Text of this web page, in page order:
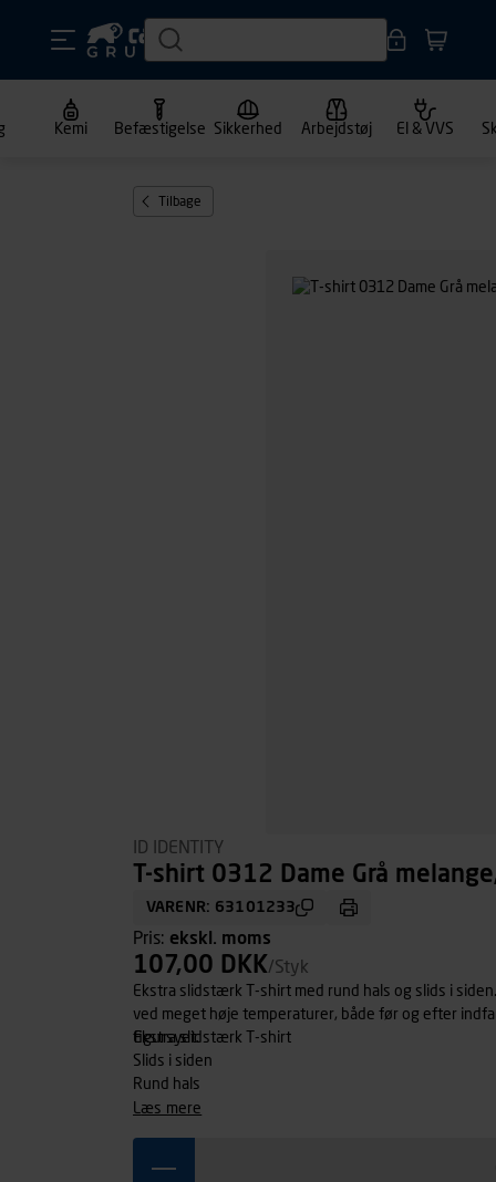
Kemi Befæstigelse Sikkerhed Arbejdstøj El & VVS
Tilbage
ID IDENTITY
T-shirt 0312 Dame Grå
VARENR: 63101233
Pris: ekskl. moms
107,00 DKK/Styk
Ekstra slidstærk T-shirt med rund hals og slids i
ved meget høje temperaturer, både før og efter
figursyet.
Ekstra slidstærk T-shirt
Slids i siden
Rund hals
læs mere